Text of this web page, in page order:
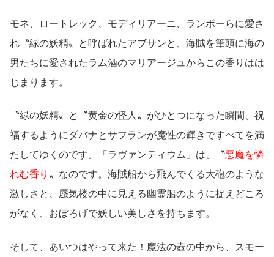
モネ、ロートレック、モディリアーニ、ランボーらに愛さ
れ〝緑の妖精〟と呼ばれたアブサンと、海賊を筆頭に海の
男たちに愛されたラム酒のマリアージュからこの香りはは
じまります。
〝緑の妖精〟と〝黄金の怪人〟がひとつになった瞬間、祝
福するようにダバナとサフランが魔性の輝きですべてを満
たしてゆくのです。「ラヴァンティウム」は、〝悪魔を憐
れむ香り 〟なのです。海賊船から飛んでくる大砲のような
激しさと、蜃気楼の中に見える幽霊船のように捉えどころ
がなく、おぼろげで妖しい美しさを持ちます。
そして、あいつはやって来た！魔法の壺の中から、スモー